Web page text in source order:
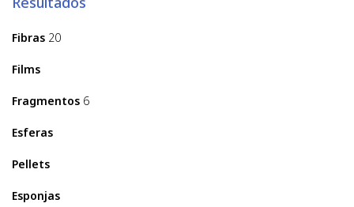
Fibras 20
Films
Fragmentos 6
Esferas
Pellets
Esponjas